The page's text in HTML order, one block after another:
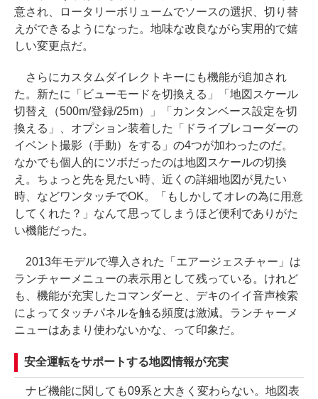
意され、ロータリーボリュームでソースの選択、切り替
えができるようになった。地味な改良ながら実用的で嬉
しい変更点だ。
さらにカスタムダイレクトキーにも機能が追加され
た。新たに「ビューモードを切換える」「地図スケール
切替え（500m/登録/25m）」「カンタンベース設定を切
換える」、オプション装着した「ドライブレコーダーの
イベント撮影（手動）をする」の4つが加わったのだ。
なかでも個人的にツボだったのは地図スケールの切換
え。ちょっと先を見たい時、近くの詳細地図が見たい
時、などワンタッチでOK。「もしかしてオレの為に用意
してくれた？」なんて思ってしまうほど便利でありがた
い機能だった。
2013年モデルで導入された「エアージェスチャー」は
ランチャーメニューの表示用として残っている。けれど
も、機能が充実したコマンダーと、デキのイイ音声検索
によってタッチパネルを触る頻度は激減。ランチャーメ
ニューはあまり使わないかな、って印象だ。
安全運転をサポートする地図情報が充実
ナビ機能に関しても09系と大きく変わらない。地図表